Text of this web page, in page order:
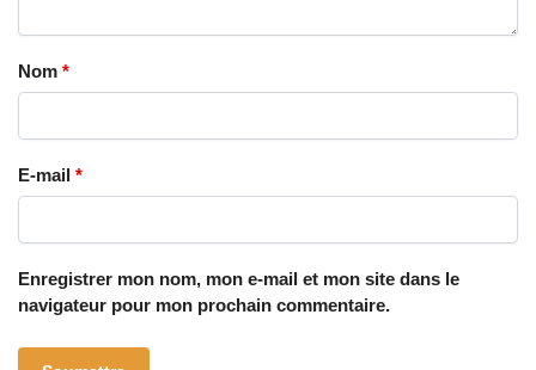
Nom *
E-mail *
Enregistrer mon nom, mon e-mail et mon site dans le
navigateur pour mon prochain commentaire.